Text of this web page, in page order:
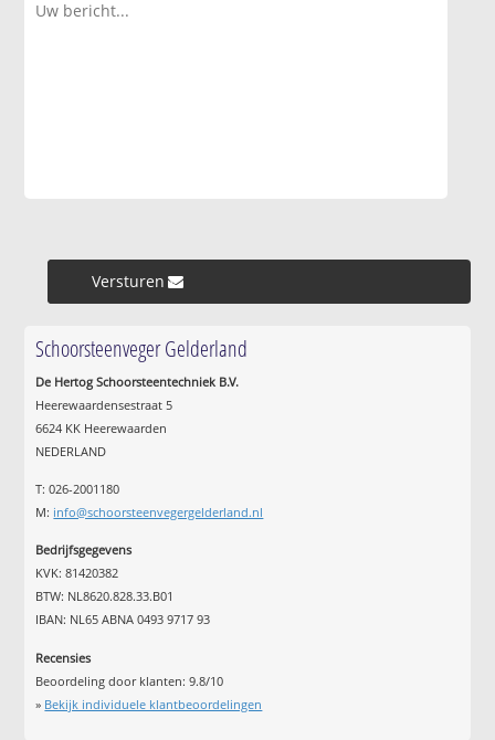
Versturen »
Schoorsteenveger Gelderland
De Hertog Schoorsteentechniek B.V.
Heerewaardensestraat 5
6624 KK Heerewaarden
NEDERLAND
T: 026-2001180
M: info@schoorsteenvegergelderland.nl
Bedrijfsgegevens
KVK: 81420382
BTW: NL8620.828.33.B01
IBAN: NL65 ABNA 0493 9717 93
Recensies
Beoordeling door klanten:9.8/10
» Bekijk individuele klantbeoordelingen